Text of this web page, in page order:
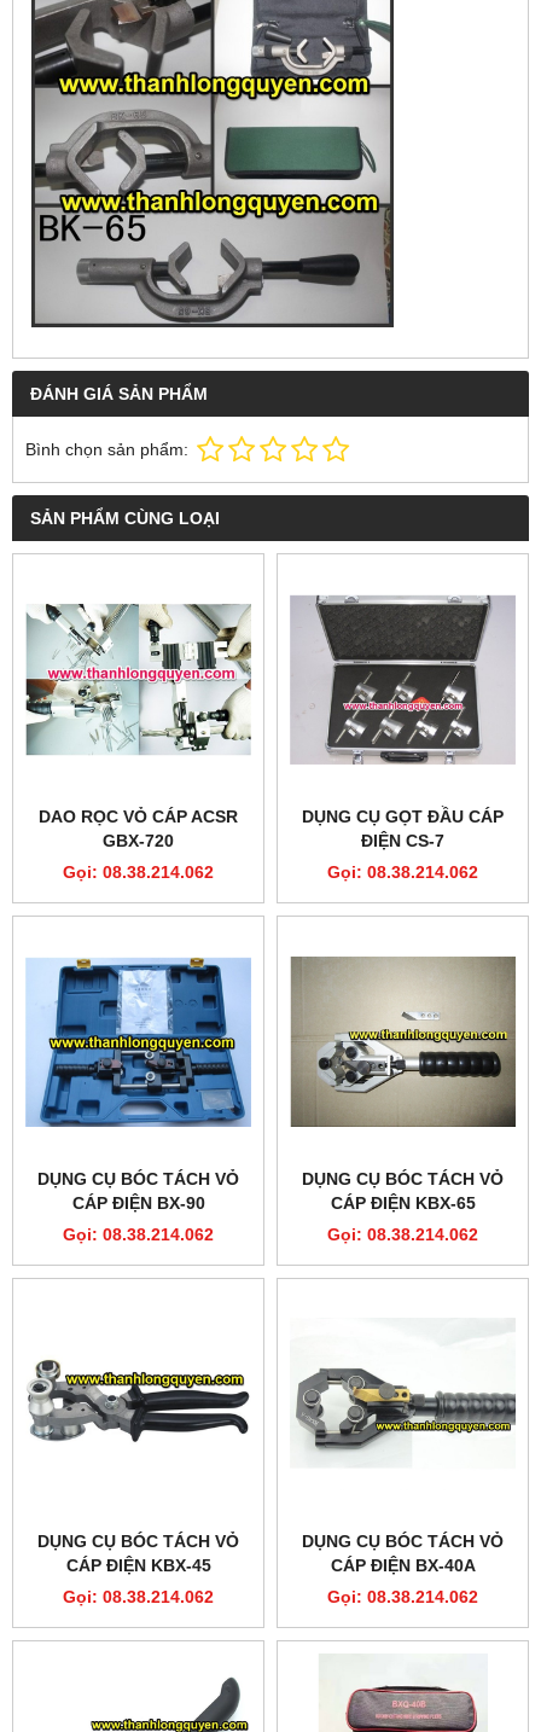
ĐÁNH GIÁ SẢN PHẨM
Bình chọn sản phẩm:
SẢN PHẨM CÙNG LOẠI
DAO RỌC VỎ CÁP ACSR
GBX-720
Gọi: 08.38.214.062
DỤNG CỤ GỌT ĐẦU CÁP
ĐIỆN CS-7
Gọi: 08.38.214.062
DỤNG CỤ BÓC TÁCH VỎ
CÁP ĐIỆN BX-90
Gọi: 08.38.214.062
DỤNG CỤ BÓC TÁCH VỎ
CÁP ĐIỆN KBX-65
Gọi: 08.38.214.062
DỤNG CỤ BÓC TÁCH VỎ
CÁP ĐIỆN KBX-45
Gọi: 08.38.214.062
DỤNG CỤ BÓC TÁCH VỎ
CÁP ĐIỆN BX-40A
Gọi: 08.38.214.062